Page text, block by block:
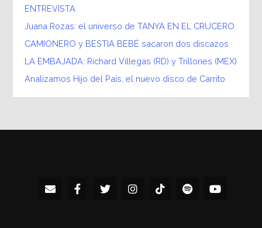
ENTREVISTA
Juana Rozas: el universo de TANYA EN EL CRUCERO
CAMIONERO y BESTIA BEBÉ sacaron dos discazos
LA EMBAJADA: Richard Villegas (RD) y Trillones (MEX)
Analizamos Hijo del País, el nuevo disco de Carrito